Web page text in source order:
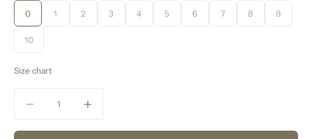
0
1 2 3 4 5 6 7 8 9
10
Size chart